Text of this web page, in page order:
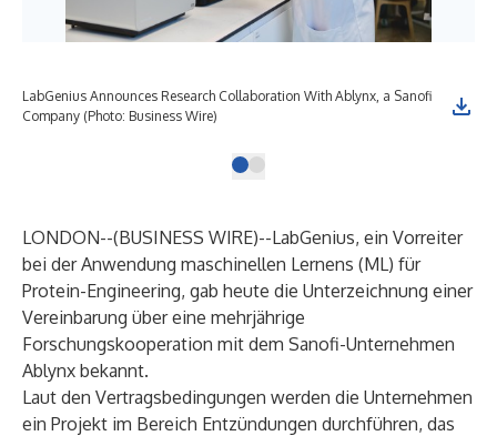
LabGenius Announces Research Collaboration With Ablynx, a Sanofi
Company (Photo: Business Wire)
LONDON--(BUSINESS WIRE)--LabGenius, ein Vorreiter
bei der Anwendung maschinellen Lernens (ML) für
Protein-Engineering, gab heute die Unterzeichnung einer
Vereinbarung über eine mehrjährige
Forschungskooperation mit dem Sanofi-Unternehmen
Ablynx bekannt.
Laut den Vertragsbedingungen werden die Unternehmen
ein Projekt im Bereich Entzündungen durchführen, das